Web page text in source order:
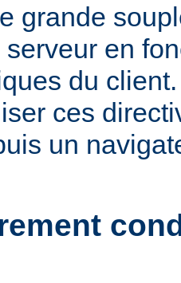
grande
en
du
ces
un